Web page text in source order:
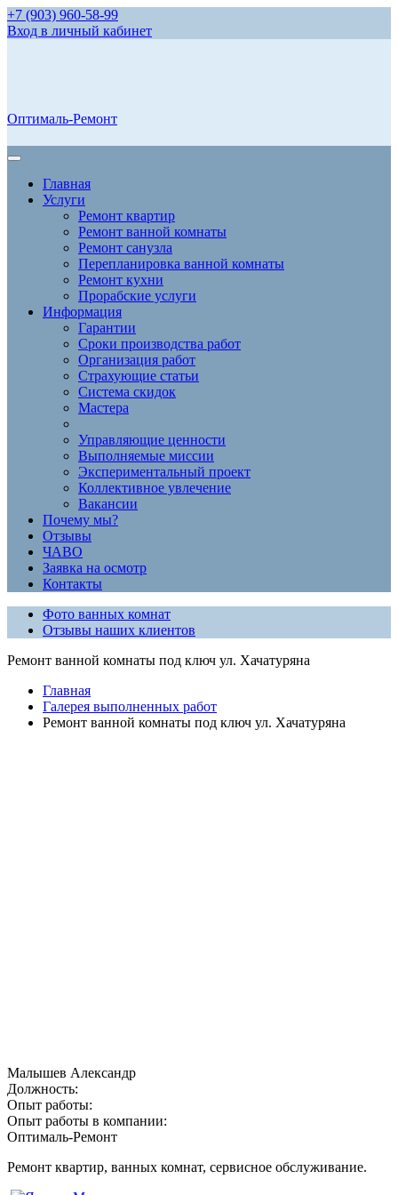
+7 (903) 960-58-99
Вход в личный кабинет
Оптималь-Ремонт
Главная
Услуги
Ремонт квартир
Ремонт ванной комнаты
Ремонт санузла
Перепланировка ванной комнаты
Ремонт кухни
Прорабские услуги
Информация
Гарантии
Сроки производства работ
Организация работ
Страхующие статьи
Система скидок
Мастера
Управляющие ценности
Выполняемые миссии
Экспериментальный проект
Коллективное увлечение
Вакансии
Почему мы?
Отзывы
ЧАВО
Заявка на осмотр
Контакты
Фото ванных комнат
Отзывы наших клиентов
Ремонт ванной комнаты под ключ ул. Хачатуряна
Главная
Галерея выполненных работ
Ремонт ванной комнаты под ключ ул. Хачатуряна
Малышев Александр
Должность:
Опыт работы:
Опыт работы в компании:
Оптималь-Ремонт
Ремонт квартир, ванных комнат, сервисное обслуживание.